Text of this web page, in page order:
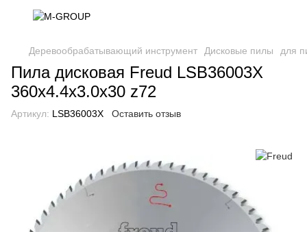
Деревообрабатывающий инструмент Дисковые пилы для
Пила дисковая Freud LSB36003X
360х4.4х3.0х30 z72
Артикул: LSB36003X Оставить отзыв